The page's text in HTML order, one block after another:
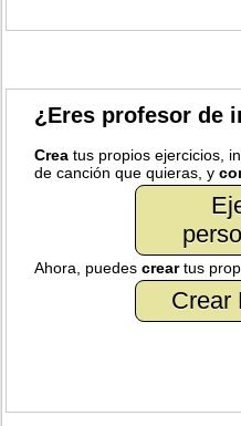
¿Eres profesor de
Crea tus propios ejercicios,
de canción que quieras, y
Ahora, puedescreartus
Crear